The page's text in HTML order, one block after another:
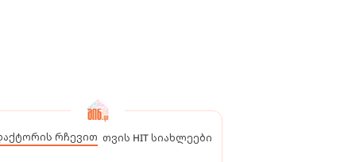
რჩევით თვის HIT სიახლეები